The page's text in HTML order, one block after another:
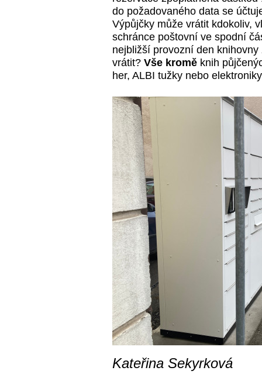
do požadovaného data se
Výpůjčky může vrátit kdokoliv,
schránce poštovní ve spodní
nejbližší provozní den
vrátit? Vše kromě knih
her, ALBI tužky nebo
Kateřina Sekyrková